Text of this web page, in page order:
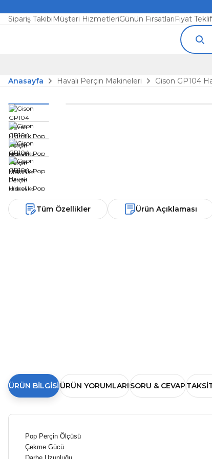
Sipariş TakibiMüşteri HizmetleriGünün FırsatlarıFiyat
Anasayfa
Havalı Perçin Makineleri Gison GP104
Tüm Özellikler Ürün Açıklaması
ÜRÜN BILGISI ÜRÜN YORUMLARISORU & CEVAP
Pop Perçin Ölçüsü
Çekme Gücü